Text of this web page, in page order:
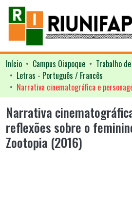
Início Campus Oiapoque
Trabalho
Letras - Português / Francês
Narrativa
reflexões sobre o
Zootopia (2016)